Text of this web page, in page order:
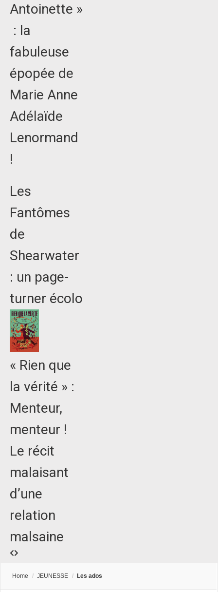
Antoinette »
: la
fabuleuse
épopée de
Marie Anne
Adélaïde
Lenormand
!
Les
Fantômes
de
Shearwater
: un page-
turner écolo
« Rien que
la vérité » :
Menteur,
menteur !
Le récit
malaisant
d’une
relation
malsaine
Home / JEUNESSE / Les ados